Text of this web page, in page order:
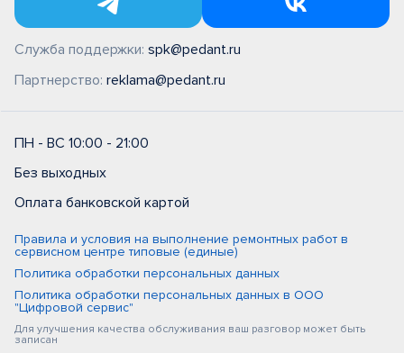
Служба поддержки: spk@pedant.ru
Партнерство: reklama@pedant.ru
ПН - ВС 10:00 - 21:00
Без выходных
Оплата банковской картой
Правила и условия на выполнение ремонтных работ в
сервисном центре типовые (единые)
Политика обработки персональных данных
Политика обработки персональных данных в ООО
"Цифровой сервис"
Для улучшения качества обслуживания ваш разговор может быть
записан